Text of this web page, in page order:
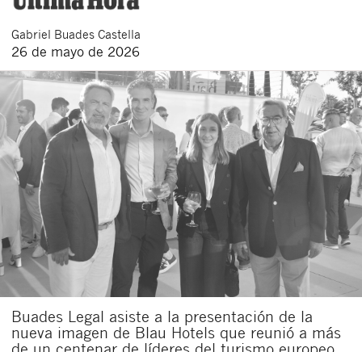
Gabriel Buades Castella
26 de mayo de 2026
Buades Legal asiste a la presentación de la
nueva imagen de Blau Hotels que reunió a más
de un centenar de líderes del turismo europeo